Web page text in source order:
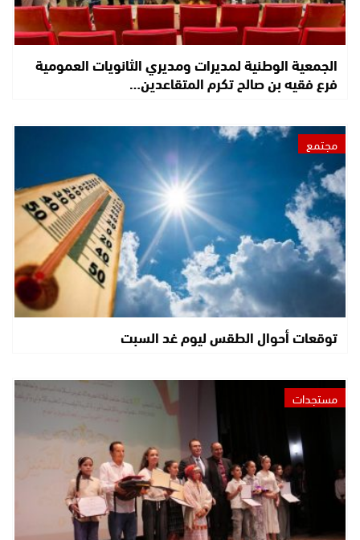
الجمعية الوطنية لمديرات ومديري الثانويات العمومية
فرع فقيه بن صالح تكرم المتقاعدين…
مجتمع
توقعات أحوال الطقس ليوم غد السبت
مستجدات